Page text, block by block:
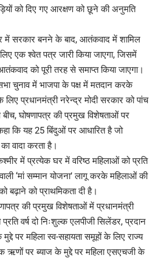
को दिए गए आरक्षण को छूने की अनुमति
में सरकार बनने के बाद, आतंकवाद में शामिल
एक श्वेत पत्र जारी किया जाएगा, जिसमें
को पूरी तरह से समाप्त किया जाएगा।
चुनाव में भाजपा के पक्ष में मतदान करके
प्रधानमंत्री नरेन्द्र मोदी सरकार को पांच
घोषणापत्र की प्रमुख विशेषताओं पर
कि यह 25 बिंदुओं पर आधारित है जो
वादा करता है।
में प्रत्येक घर में वरिष्ठ महिलाओं को प्रति
‘मां सम्मान योजना’ लागू करके महिलाओं की
बढ़ाने को प्राथमिकता दी है।
की प्रमुख विशेषताओं में प्रधानमंत्री
वर्ष दो निःशुल्क एलपीजी सिलेंडर, प्रदान
पर महिला स्व-सहायता समूहों के लिए राज्य
ऋणों पर ब्याज के मुद्दे पर महिला एसएचजी के